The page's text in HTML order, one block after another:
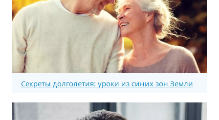
Секреты долголетия: уроки из синих зон Земли